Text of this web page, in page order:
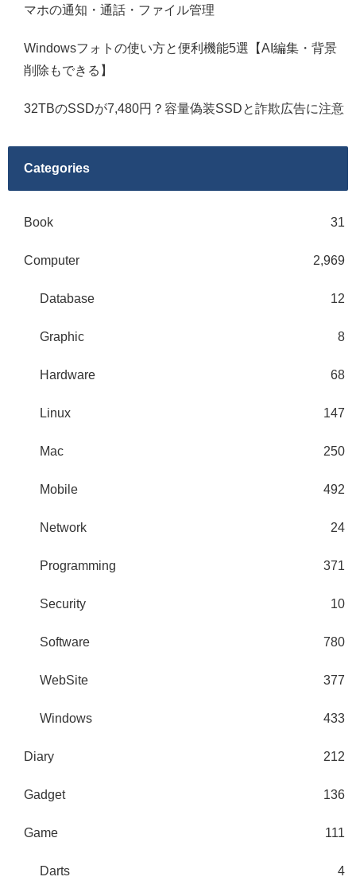
マホの通知・通話・ファイル管理
Windowsフォトの使い方と便利機能5選【AI編集・背景
削除もできる】
32TBのSSDが7,480円？容量偽装SSDと詐欺広告に注意
Categories
Book 31
Computer 2,969
Database 12
Graphic 8
Hardware 68
Linux 147
Mac 250
Mobile 492
Network 24
Programming 371
Security 10
Software 780
WebSite 377
Windows 433
Diary 212
Gadget 136
Game 111
Darts 4